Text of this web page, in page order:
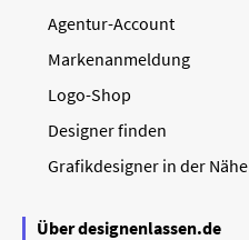
Agentur-Account
Markenanmeldung
Logo-Shop
Designer finden
Grafikdesigner in der Nähe
Über designenlassen.de